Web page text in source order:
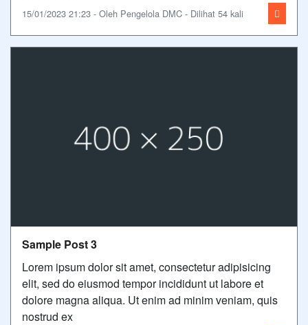
15/01/2023 21:23 - Oleh Pengelola DMC - Dilihat 54 kali
Sample Post 3
Lorem ipsum dolor sit amet, consectetur adipisicing
elit, sed do eiusmod tempor incididunt ut labore et
dolore magna aliqua. Ut enim ad minim veniam, quis
nostrud ex